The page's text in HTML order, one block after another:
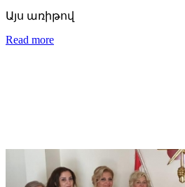
Այս առիթով
Read more